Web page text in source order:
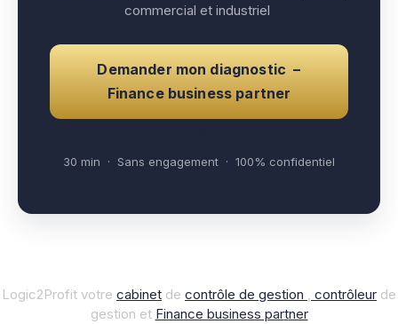
commercial et industriel
Demander mon diagnostic –
Finance business partner
30 min · Sans engagement · 100% confidentiel
Logic2Profit votre cabinet de contrôle de gestion , contrôleur de
gestion et Finance business partner